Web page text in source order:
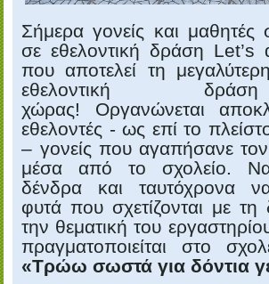
Σήμερα γονείς και μαθητές
σε εθελοντική δράση
που αποτελεί τη
εθελοντική
χώρας! Οργανώνεται
εθελοντές - ως επί το
– γονείς που αγαπήσανε τον
μέσα από το σχολείο.
δένδρα και ταυτόχρονα
φυτά που σχετίζονται με τη
την θεματική του
πραγματοποιείται στο
«Τρώω σωστά για δόντια